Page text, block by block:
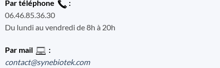
Par téléphone
:
06.46.85.36.30
Du lundi au vendredi de 8h à 20h
Par mail
:
contact@synebiotek.com